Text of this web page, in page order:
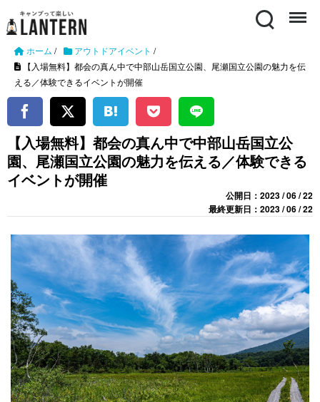
Search Menu
ホーム / アウトドアイベント /
【入場無料】都会の真ん中で中部山岳国立公園、尾瀬国立公園の魅力を伝
える／体験できるイベントが開催
【入場無料】都会の真ん中で中部山岳国立公
園、尾瀬国立公園の魅力を伝える／体験できる
イベントが開催
公開日：2023 / 06 / 22
最終更新日：2023 / 06 / 22